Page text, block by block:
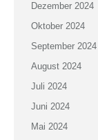
Dezember 2024
Oktober 2024
September 2024
August 2024
Juli 2024
Juni 2024
Mai 2024